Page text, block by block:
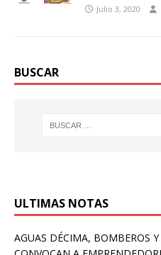
Julio 3, 2020
BUSCAR
ULTIMAS NOTAS
AGUAS DÉCIMA, BOMBEROS